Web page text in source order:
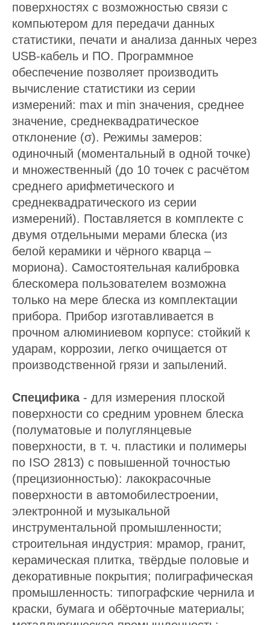
поверхностях с возможностью связи с
компьютером для передачи данных
статистики, печати и анализа данных через
USB-кабель и ПО. Программное
обеспечение позволяет производить
вычисление статистики из серии
измерений: max и min значения, среднее
значение, среднеквадратическое
отклонение (σ). Режимы замеров:
одиночный (моментальный в одной точке)
и множественный (до 10 точек с расчётом
среднего арифметического и
среднеквадратического из серии
измерений). Поставляется в комплекте с
двумя отдельными мерами блеска (из
белой керамики и чёрного кварца –
мориона). Самостоятельная калибровка
блескомера пользователем возможна
только на мере блеска из комплектации
прибора. Прибор изготавливается в
прочном алюминиевом корпусе: стойкий к
ударам, коррозии, легко очищается от
производственной грязи и запылений.
Специфика - для измерения плоской
поверхности со средним уровнем блеска
(полуматовые и полуглянцевые
поверхности, в т. ч. пластики и полимеры
по ISO 2813) с повышенной точностью
(прецизионностью): лакокрасочные
поверхности в автомобилестроении,
электронной и музыкальной
инструментальной промышленности;
строительная индустрия: мрамор, гранит,
керамическая плитка, твёрдые половые и
декоративные покрытия; полиграфическая
промышленность: типографские чернила и
краски, бумага и обёрточные материалы;